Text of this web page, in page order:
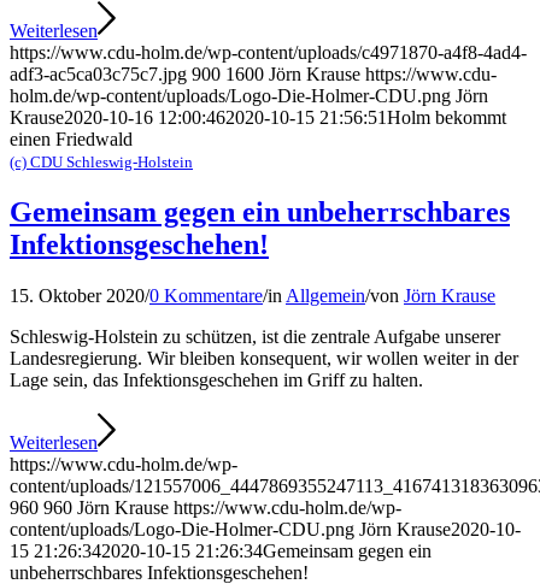
Weiterlesen
https://www.cdu-holm.de/wp-content/uploads/c4971870-a4f8-4ad4-
adf3-ac5ca03c75c7.jpg 900 1600 Jörn Krause https://www.cdu-
holm.de/wp-content/uploads/Logo-Die-Holmer-CDU.png Jörn
Krause2020-10-16 12:00:462020-10-15 21:56:51Holm bekommt
einen Friedwald
(c) CDU Schleswig-Holstein
Gemeinsam gegen ein unbeherrschbares
Infektionsgeschehen!
15. Oktober 2020/0 Kommentare/in Allgemein/von Jörn Krause
Schleswig-Holstein zu schützen, ist die zentrale Aufgabe unserer
Landesregierung. Wir bleiben konsequent, wir wollen weiter in der
Lage sein, das Infektionsgeschehen im Griff zu halten.
Weiterlesen
https://www.cdu-holm.de/wp-
content/uploads/
960 960 Jörn Krause https://www.cdu-holm.de/wp-
content/uploads/Logo-Die-Holmer-CDU.png Jörn Krause2020-10-
15 21:26:342020-10-15 21:26:34Gemeinsam gegen ein
unbeherrschbares Infektionsgeschehen!